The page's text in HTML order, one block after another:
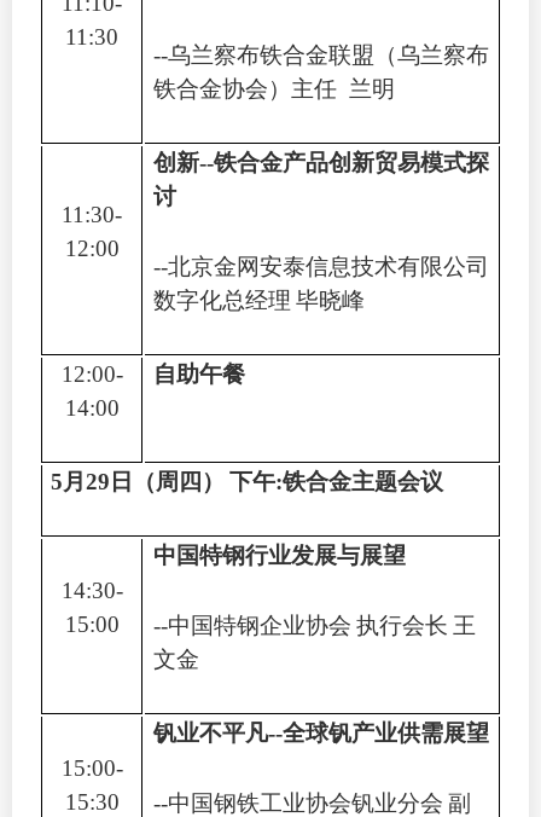
11:30
--乌兰察布铁合金联盟（乌兰察布
铁合金协会）主任 兰明
11:30-
12:00
创新--铁合金产品创新贸易模式探
讨
--北京金网安泰信息技术有限公司
数字化总经理 毕晓峰
12:00-
14:00
自助午餐
5月 29 日（周四） 下午:铁合金主题会议
14:30-
15:00
中国特钢行业发展与展望
--中国特钢企业协会 执行会长 王
文金
15:00-
15:30
钒业不平凡--全球钒产业供需展望
--中国钢铁工业协会钒业分会 副